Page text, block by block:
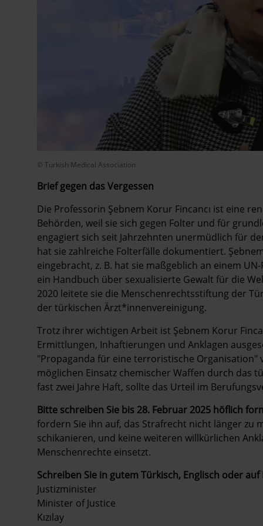
© Turkish Medical Association
Brief gegen das Vergessen
Die Professorin Şebnem Korur Fincancı ist eine
Behörden, weil sie sich gegen Folter und für
engagiert sich seit Jahrzehnten unermüdlich für
hat sie zahlreiche Folterfälle dokumentiert.
eingebracht, z. B. hat sie maßgeblich an einem
ein Handbuch über sexualisierte Gewalt für die
2020 leitete sie die Menschenrechtsstiftung der
der türkischen Ärzt*innenvereinigung.
Trotz ihrer wichtigen Arbeit ist Şebnem Korur
Ermittlungen, Inhaftierungen und Anklagen
"Propaganda für eine terroristische
möglichen Einsatz chemischer Waffen durch das
fast zwei Jahre Haft, sollte das Urteil im
Bitte schreiben Sie bis 28. Februar 2025 höflich
fordern Sie ihn auf, das Strafrecht nicht länger zu
schikanieren, und keine weiteren willkürlichen
Menschenrechte einsetzt.
Schreiben Sie in gutem Türkisch, Englisch oder
Justizminister
Minister of Justice
Kızılay